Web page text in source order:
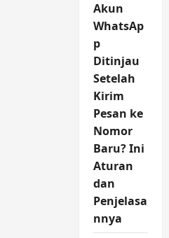
Akun
WhatsAp
p
Ditinjau
Setelah
Kirim
Pesan ke
Nomor
Baru? Ini
Aturan
dan
Penjelasa
nnya